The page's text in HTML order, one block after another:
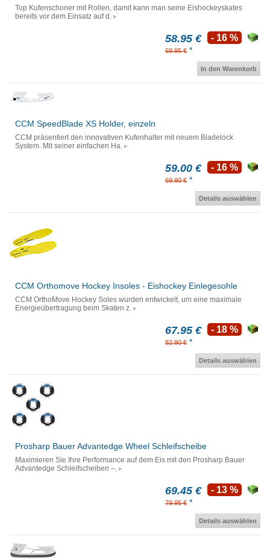
Top Kufenschoner mit Rollen, damit kann man seine Eishockeyskates
bereits vor dem Einsatz auf d.
58.95 €
69.95 € *
- 16 %
In den Warenkorb
CCM SpeedBlade XS Holder, einzeln
CCM präsentiert den innovativen Kufenhalter mit neuem Bladelock
System. Mit seiner einfachen Ha.
59.00 €
69.90 € *
- 16 %
Details auswählen
CCM Orthomove Hockey Insoles - Eishockey Einlegesohle
CCM OrthoMove Hockey Soles wurden entwickelt, um eine maximale
Energieübertragung beim Skaten z.
67.95 €
82.90 € *
- 18 %
Details auswählen
Prosharp Bauer Advantedge Wheel Schleifscheibe
Maximieren Sie Ihre Performance auf dem Eis mit den Prosharp Bauer
Advantedge Schleifscheiben –.
69.45 €
79.95 € *
- 13 %
Details auswählen